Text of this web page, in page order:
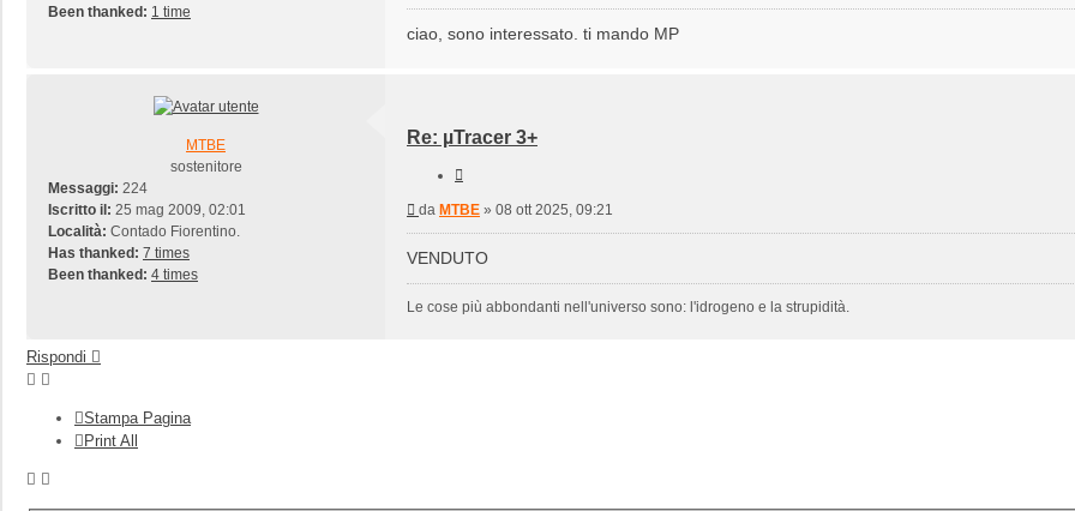
Been thanked: 1 time
ciao, sono interessato. ti mando MP
MTBE
sostenitore
Messaggi: 224
Iscritto il: 25 mag 2009, 02:01
Località: Contado Fiorentino.
Has thanked: 7 times
Been thanked: 4 times
Re: µTracer 3+
Messaggio
da MTBE » 08 ott 2025, 09:21
VENDUTO
Le cose più abbondanti nell'universo sono: l'idrogeno e la strupidità.
Rispondi
Stampa Pagina
Print All